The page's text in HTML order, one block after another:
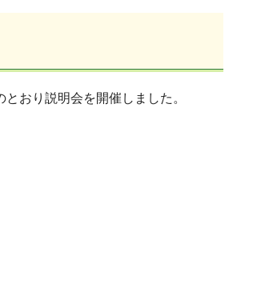
おり説明会を開催しました。